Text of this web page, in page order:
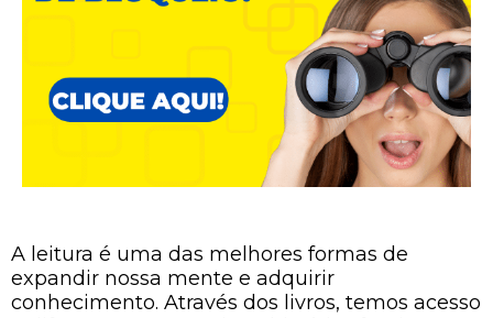
A leitura é uma das melhores formas de
expandir nossa mente e adquirir
conhecimento. Através dos livros, temos acesso